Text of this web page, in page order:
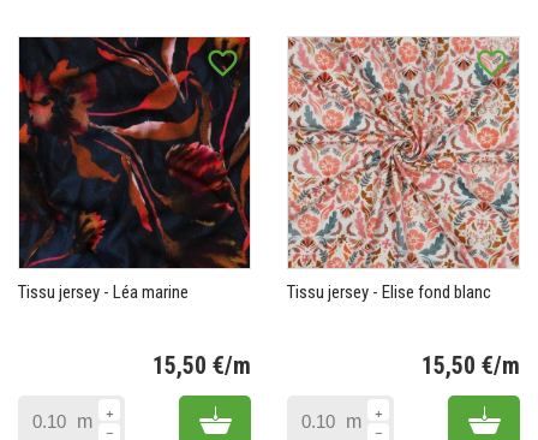
favorite_border
Tissu jersey - Léa marine
15,50 €/m
m Add to cart
favorite_border
Tissu jersey - Elise fond blanc
15,50 €/m
m Add